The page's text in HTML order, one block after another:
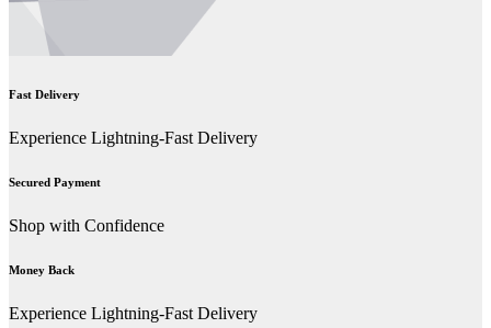
Fast Delivery
Experience Lightning-Fast Delivery
Secured Payment
Shop with Confidence
Money Back
Experience Lightning-Fast Delivery